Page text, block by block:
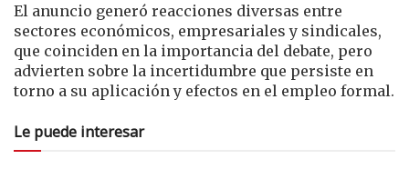
El anuncio generó reacciones diversas entre
sectores económicos, empresariales y sindicales,
que coinciden en la importancia del debate, pero
advierten sobre la incertidumbre que persiste en
torno a su aplicación y efectos en el empleo formal.
Le puede interesar